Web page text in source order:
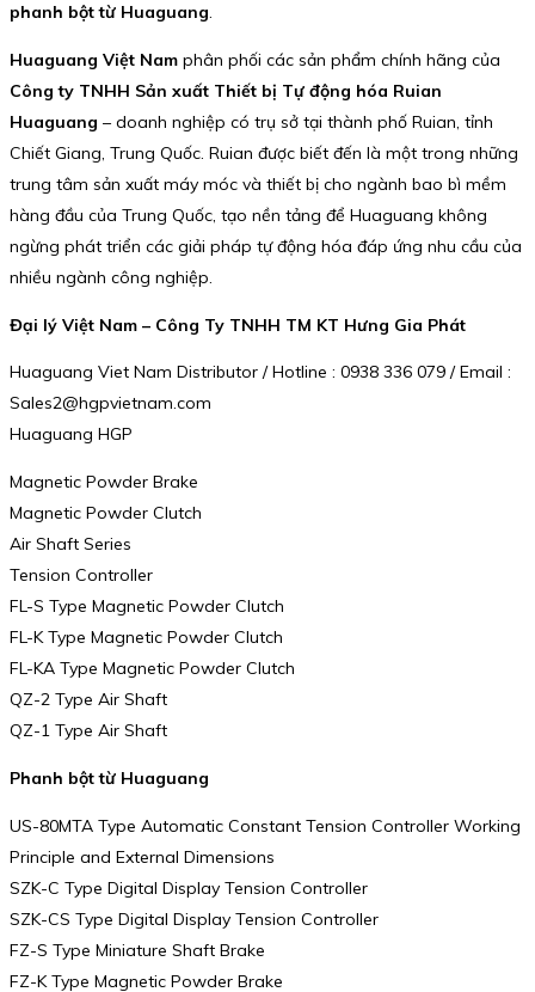
phanh bột từ Huaguang.
Huaguang Việt Nam phân phối các sản phẩm chính hãng của
Công ty TNHH Sản xuất Thiết bị Tự động hóa Ruian
Huaguang – doanh nghiệp có trụ sở tại thành phố Ruian, tỉnh
Chiết Giang, Trung Quốc. Ruian được biết đến là một trong những
trung tâm sản xuất máy móc và thiết bị cho ngành bao bì mềm
hàng đầu của Trung Quốc, tạo nền tảng để Huaguang không
ngừng phát triển các giải pháp tự động hóa đáp ứng nhu cầu của
nhiều ngành công nghiệp.
Đại lý Việt Nam – Công Ty TNHH TM KT Hưng Gia Phát
Huaguang Viet Nam Distributor / Hotline : 0938 336 079 / Email :
Sales2@hgpvietnam.com
Huaguang HGP
Magnetic Powder Brake
Magnetic Powder Clutch
Air Shaft Series
Tension Controller
FL-S Type Magnetic Powder Clutch
FL-K Type Magnetic Powder Clutch
FL-KA Type Magnetic Powder Clutch
QZ-2 Type Air Shaft
QZ-1 Type Air Shaft
Phanh bột từ Huaguang
US-80MTA Type Automatic Constant Tension Controller Working
Principle and External Dimensions
SZK-C Type Digital Display Tension Controller
SZK-CS Type Digital Display Tension Controller
FZ-S Type Miniature Shaft Brake
FZ-K Type Magnetic Powder Brake